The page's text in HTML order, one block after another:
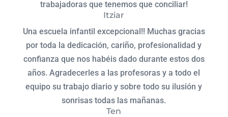
trabajadoras que tenemos que conciliar!
Itziar
Una escuela infantil excepcional!! Muchas gracias
por toda la dedicación, cariño, profesionalidad y
confianza que nos habéis dado durante estos dos
años. Agradecerles a las profesoras y a todo el
equipo su trabajo diario y sobre todo su ilusión y
sonrisas todas las mañanas.
Ten